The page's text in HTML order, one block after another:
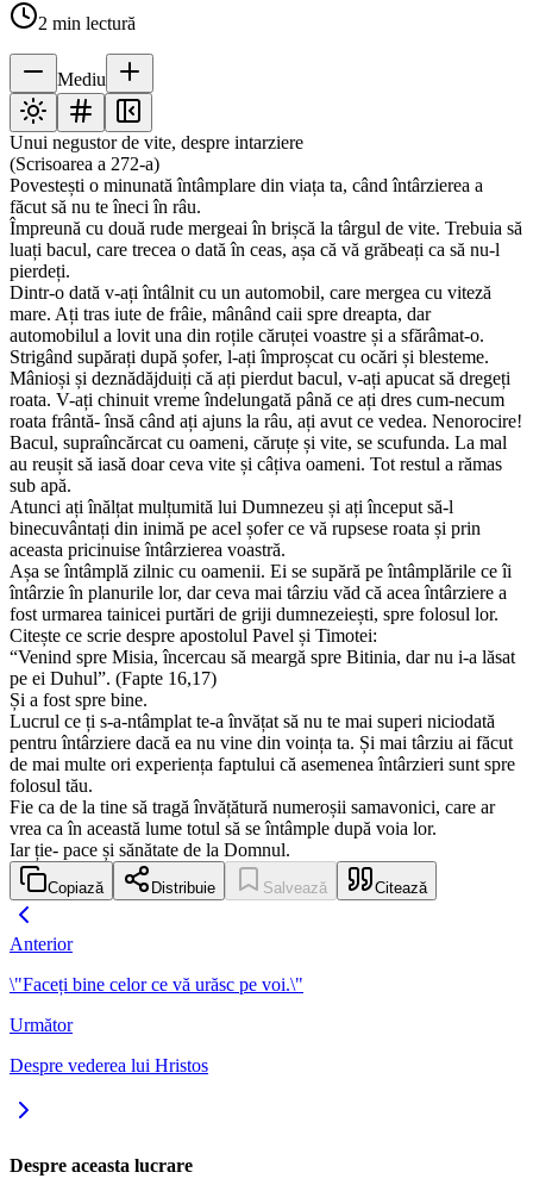
2 min lectură
Mediu
Unui negustor de vite, despre intarziere
(Scrisoarea a 272-a)
Povestești o minunată întâmplare din viața ta, când întârzierea a
făcut să nu te îneci în râu.
Împreună cu două rude mergeai în brișcă la târgul de vite. Trebuia să
luați bacul, care trecea o dată în ceas, așa că vă grăbeați ca să nu-l
pierdeți.
Dintr-o dată v-ați întâlnit cu un automobil, care mergea cu viteză
mare. Ați tras iute de frâie, mânând caii spre dreapta, dar
automobilul a lovit una din roțile căruței voastre și a sfărâmat-o.
Strigând supărați după șofer, l-ați împroșcat cu ocări și blesteme.
Mânioși și deznădăjduiți că ați pierdut bacul, v-ați apucat să dregeți
roata. V-ați chinuit vreme îndelungată până ce ați dres cum-necum
roata frântă- însă când ați ajuns la râu, ați avut ce vedea. Nenorocire!
Bacul, supraîncărcat cu oameni, căruțe și vite, se scufunda. La mal
au reușit să iasă doar ceva vite și câțiva oameni. Tot restul a rămas
sub apă.
Atunci ați înălțat mulțumită lui Dumnezeu și ați început să-l
binecuvântați din inimă pe acel șofer ce vă rupsese roata și prin
aceasta pricinuise întârzierea voastră.
Așa se întâmplă zilnic cu oamenii. Ei se supără pe întâmplările ce îi
întârzie în planurile lor, dar ceva mai târziu văd că acea întârziere a
fost urmarea tainicei purtări de griji dumnezeiești, spre folosul lor.
Citește ce scrie despre apostolul Pavel și Timotei:
“Venind spre Misia, încercau să meargă spre Bitinia, dar nu i-a lăsat
pe ei Duhul”. (Fapte 16,17)
Și a fost spre bine.
Lucrul ce ți s-a-ntâmplat te-a învățat să nu te mai superi niciodată
pentru întârziere dacă ea nu vine din voința ta. Și mai târziu ai făcut
de mai multe ori experiența faptului că asemenea întârzieri sunt spre
folosul tău.
Fie ca de la tine să tragă învățătură numeroșii samavonici, care ar
vrea ca în această lume totul să se întâmple după voia lor.
Iar ție- pace și sănătate de la Domnul.
Copiază Distribuie Salvează Citează
Anterior
\"Faceți bine celor ce vă urăsc pe voi.\"
Următor
Despre vederea lui Hristos
Despre aceasta lucrare